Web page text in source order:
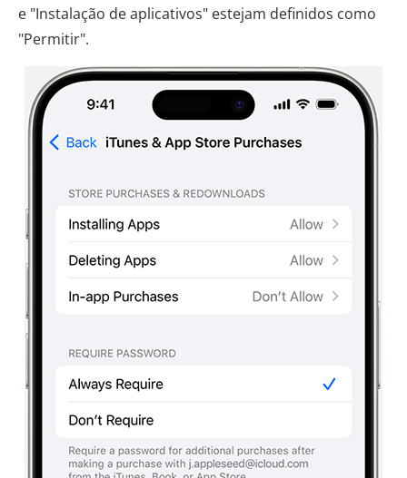
e "Instalação de aplicativos" estejam definidos como
"Permitir".